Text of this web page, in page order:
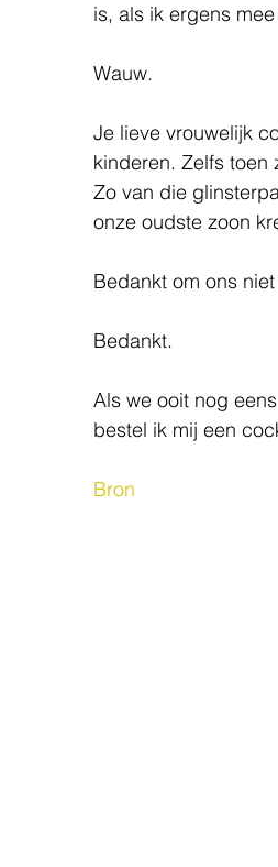
is, als ik ergens
Wauw.
Je lieve vrouwelijk
kinderen. Zelfs
Zo van die
onze oudste zoon
Bedankt om ons
Bedankt.
Als we ooit nog
bestel ik mij een
Bron